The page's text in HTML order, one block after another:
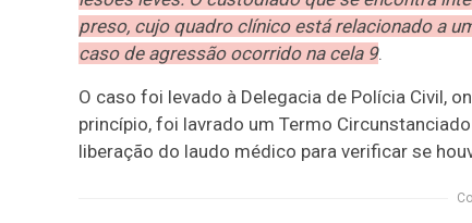
preso, cujo quadro clínico está relacionado a
caso de agressão ocorrido na cela 9.
O caso foi levado à Delegacia de Polícia Civil,
princípio, foi lavrado um Termo
liberação do laudo médico para verificar se